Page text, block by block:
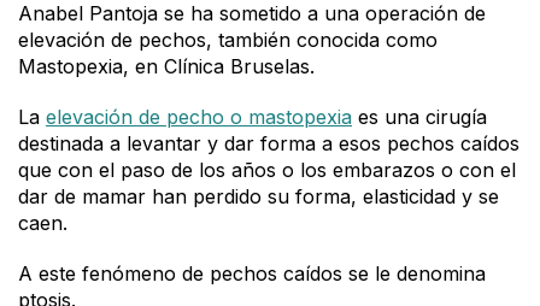
Anabel Pantoja se ha sometido a una operación de
elevación de pechos, también conocida como
Mastopexia, en Clínica Bruselas.
La elevación de pecho o mastopexia es una cirugía
destinada a levantar y dar forma a esos pechos caídos
que con el paso de los años o los embarazos o con el
dar de mamar han perdido su forma, elasticidad y se
caen.
A este fenómeno de pechos caídos se le denomina
ptosis.